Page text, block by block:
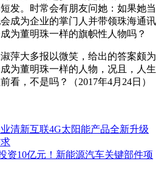
发。时常会有朋友问她：如果她当
成为企业的掌门人并带领珠海通讯
为董明珠一样的旗帜性人物吗？
大多报以微笑，给出的答案颇为
为董明珠一样的人物，况且，人生
看，不是吗？（2017年4月24日）
清新互联4G太阳能产品全新升级
资10亿元！新能源汽车关键部件项